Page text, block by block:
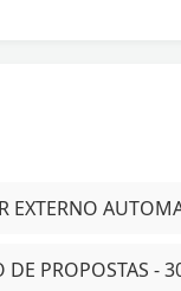
EXTERNO
PROPOSTAS -